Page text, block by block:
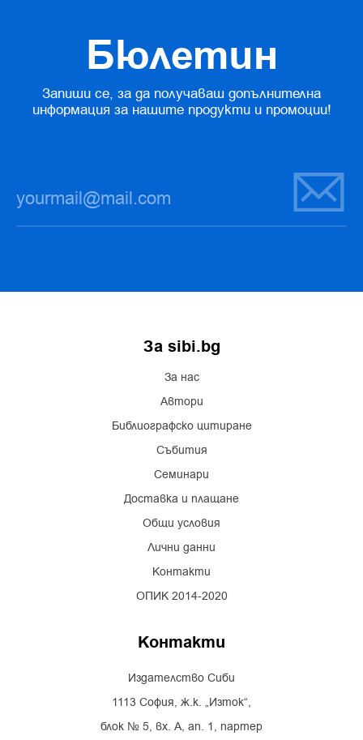
Бюлетин
Запиши се, за да получаваш допълнителна
информация за нашите продукти и промоции!
За sibi.bg
За нас
Автори
Библиографско цитиране
Събития
Семинари
Доставка и плащане
Общи условия
Лични данни
Контакти
ОПИК 2014-2020
Контакти
Издателство Сиби
1113 София, ж.к. „Изток“,
блок № 5, вх. А, ап. 1, партер